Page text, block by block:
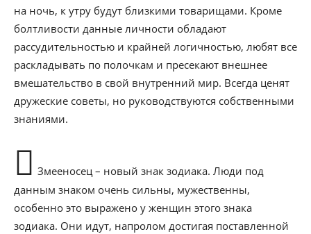
на ночь, к утру будут близкими товарищами. Кроме
болтливости данные личности обладают
рассудительностью и крайней логичностью, любят все
раскладывать по полочкам и пресекают внешнее
вмешательство в свой внутренний мир. Всегда ценят
дружеские советы, но руководствуются собственными
знаниями.
Змееносец – новый знак зодиака. Люди под
данным знаком очень сильны, мужественны,
особенно это выражено у женщин этого знака
зодиака. Они идут, напролом достигая поставленной